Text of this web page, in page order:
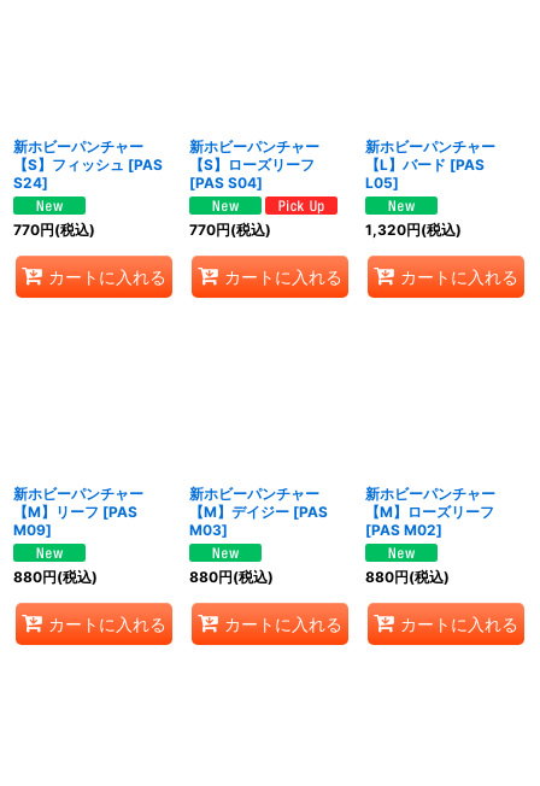
新ホビーパンチャー
【S】フィッシュ [PAS
S24]
770円(税込)
カートに入れる
新ホビーパンチャー
【S】ローズリーフ
[PAS S04]
770円(税込)
カートに入れる
新ホビーパンチャー
【L】バード [PAS
L05]
1,320円(税込)
カートに入れる
新ホビーパンチャー
【M】リーフ [PAS
M09]
880円(税込)
カートに入れる
新ホビーパンチャー
【M】デイジー [PAS
M03]
880円(税込)
カートに入れる
新ホビーパンチャー
【M】ローズリーフ
[PAS M02]
880円(税込)
カートに入れる